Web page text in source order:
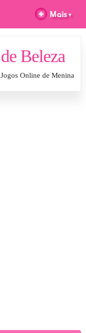
Beleza
Online de Menina